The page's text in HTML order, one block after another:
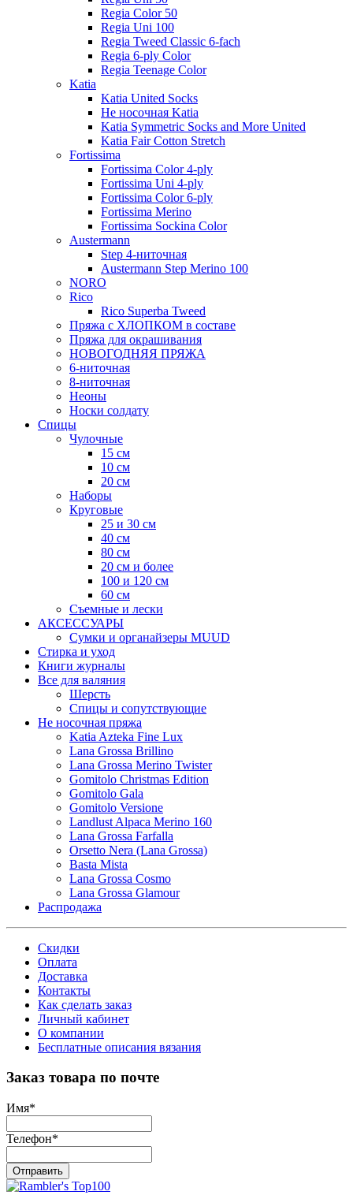
Regia Color 50
Regia Uni 100
Regia Tweed Classic 6-fach
Regia 6-ply Color
Regia Teenage Color
Katia
Katia United Socks
Не носочная Katia
Katia Symmetric Socks and More United
Katia Fair Cotton Stretch
Fortissima
Fortissima Color 4-ply
Fortissima Uni 4-ply
Fortissima Color 6-ply
Fortissima Merino
Fortissima Sockina Color
Austermann
Step 4-ниточная
Austermann Step Merino 100
NORO
Rico
Rico Superba Tweed
Пряжа с ХЛОПКОМ в составе
Пряжа для окрашивания
НОВОГОДНЯЯ ПРЯЖА
6-ниточная
8-ниточная
Неоны
Носки солдату
Спицы
Чулочные
15 см
10 см
20 см
Наборы
Круговые
25 и 30 см
40 см
80 см
20 см и более
100 и 120 см
60 см
Съемные и лески
АКСЕССУАРЫ
Сумки и органайзеры MUUD
Стирка и уход
Книги журналы
Все для валяния
Шерсть
Спицы и сопутствующие
Не носочная пряжа
Katia Azteka Fine Lux
Lana Grossa Brillino
Lana Grossa Merino Twister
Gomitolo Christmas Edition
Gomitolo Gala
Gomitolo Versione
Landlust Alpaca Merino 160
Lana Grossa Farfalla
Orsetto Nera (Lana Grossa)
Basta Mista
Lana Grossa Cosmo
Lana Grossa Glamour
Распродажа
Скидки
Оплата
Доставка
Контакты
Как сделать заказ
Личный кабинет
О компании
Бесплатные описания вязания
Заказ товара по почте
Имя*
Телефон*
Отправить